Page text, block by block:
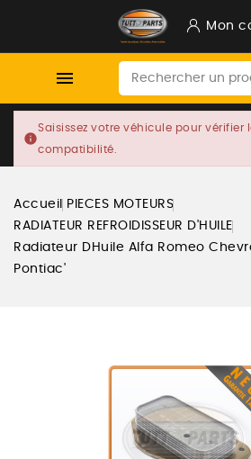
Mon

info
Saisissez votre véhicule pour vérifier
compatibilité.
Accueil
PIECES MOTEURS
RADIATEUR REFROIDISSEUR D'HUILE
Radiateur DHuile Alfa Romeo
Pontiac'